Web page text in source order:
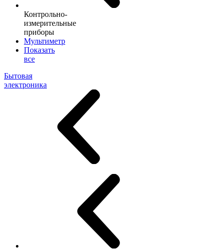
Контрольно-
измерительные
приборы
Мультиметр
Показать
все
Бытовая
электроника